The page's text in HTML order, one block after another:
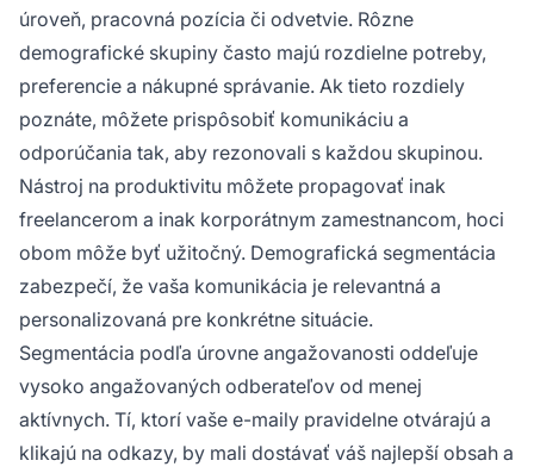
úroveň, pracovná pozícia či odvetvie. Rôzne
demografické skupiny často majú rozdielne potreby,
preferencie a nákupné správanie. Ak tieto rozdiely
poznáte, môžete prispôsobiť komunikáciu a
odporúčania tak, aby rezonovali s každou skupinou.
Nástroj na produktivitu môžete propagovať inak
freelancerom a inak korporátnym zamestnancom, hoci
obom môže byť užitočný. Demografická segmentácia
zabezpečí, že vaša komunikácia je relevantná a
personalizovaná pre konkrétne situácie.
Segmentácia podľa úrovne angažovanosti oddeľuje
vysoko angažovaných odberateľov od menej
aktívnych. Tí, ktorí vaše e-maily pravidelne otvárajú a
klikajú na odkazy, by mali dostávať váš najlepší obsah a